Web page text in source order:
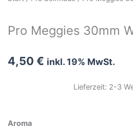
Pro Meggies 30mm
4,50 € inkl. 19% MwSt.
Lieferzeit: 2-3
Aroma
Pro